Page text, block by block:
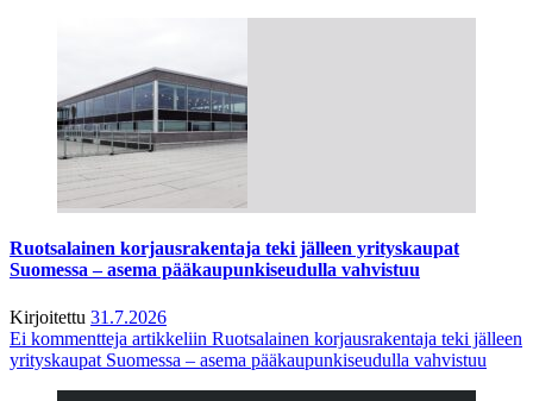
Ruotsalainen korjausrakentaja teki jälleen yrityskaupat
Suomessa – asema pääkaupunkiseudulla vahvistuu
Kirjoitettu 31.7.2026
Ei kommentteja artikkeliin Ruotsalainen korjausrakentaja teki jälleen
yrityskaupat Suomessa – asema pääkaupunkiseudulla vahvistuu